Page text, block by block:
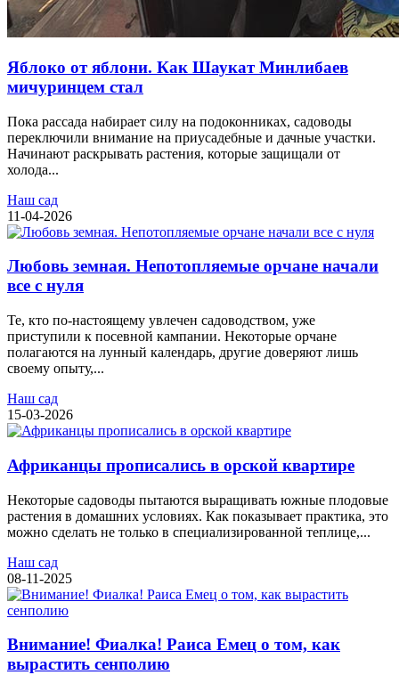
Яблоко от яблони. Как Шаукат Минлибаев
мичуринцем стал
Пока рассада набирает силу на подоконниках, садоводы
переключили внимание на приусадебные и дачные участки.
Начинают раскрывать растения, которые защищали от
холода...
Наш сад
11-04-2026
Любовь земная. Непотопляемые орчане начали
все с нуля
Те, кто по-настоящему увлечен садоводством, уже
приступили к посевной кампании. Некоторые орчане
полагаются на лунный календарь, другие доверяют лишь
своему опыту,...
Наш сад
15-03-2026
Африканцы прописались в орской квартире
Некоторые садоводы пытаются выращивать южные плодовые
растения в домашних условиях. Как показывает практика, это
можно сделать не только в специализированной теплице,...
Наш сад
08-11-2025
Внимание! Фиалка! Раиса Емец о том, как
вырастить сенполию